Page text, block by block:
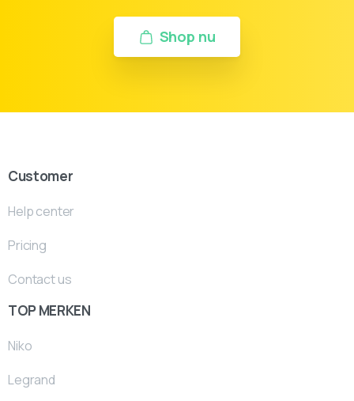
Shop nu
Customer
Help center
Pricing
Contact us
TOP MERKEN
Niko
Legrand